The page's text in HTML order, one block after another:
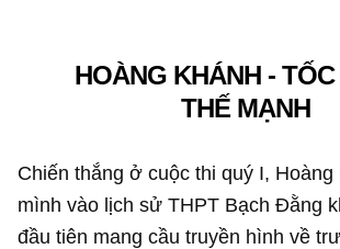
HOÀNG KHÁNH -
THẾ MẠNH
Chiến thắng ở cuộc thi quý I, Hoàng
mình vào lịch sử THPT Bạch Đằng
đầu tiên mang cầu truyền hình về